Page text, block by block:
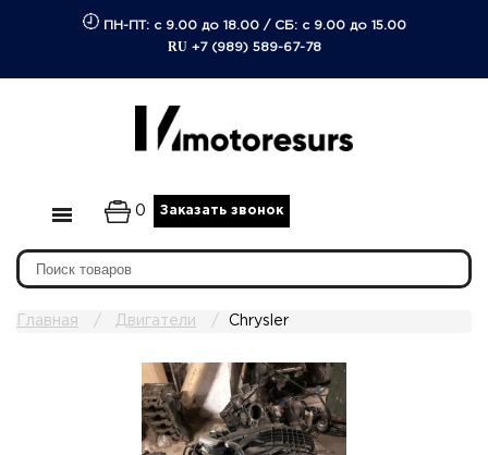
ПН-ПТ: с 9.00 до 18.00/ СБ: с 9.00 до 15.00
RU +7 (989) 589-67-78
0 Заказать звонок
Главная Двигатели Chrysler